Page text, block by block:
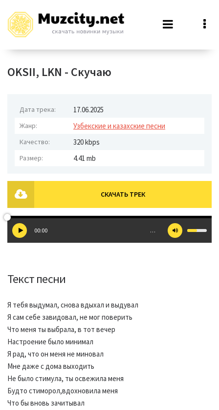
OKSII, LKN - Скучаю
Дата трека: 17.06.2025
Жанр: Узбекские и казахские песни
Качество: 320 kbps
Размер: 4.41 mb
СКАЧАТЬ ТРЕК
00:00 …
Текст песни
Я тебя выдумал, снова вдыхал и выдувал
Я сам себе завидовал, не мог поверить
Что меня ты выбрала, в тот вечер
Настроение было минимал
Я рад, что он меня не миновал
Мне даже с дома выходить
Не было стимула, ты освежила меня
Будто стиморол,вдохновила меня
Что бы вновь зачитывал